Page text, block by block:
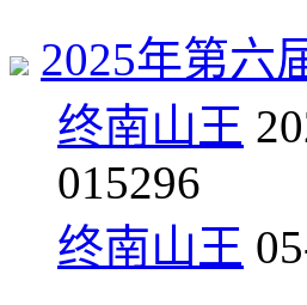
2025年第六
终南山王
015296
终南山王